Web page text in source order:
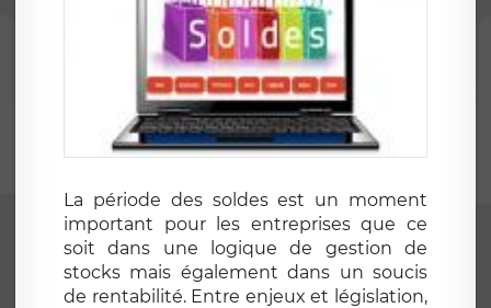
La période des soldes est un moment
important pour les entreprises que ce
soit dans une logique de gestion de
stocks mais également dans un soucis
de rentabilité. Entre enjeux et législation,